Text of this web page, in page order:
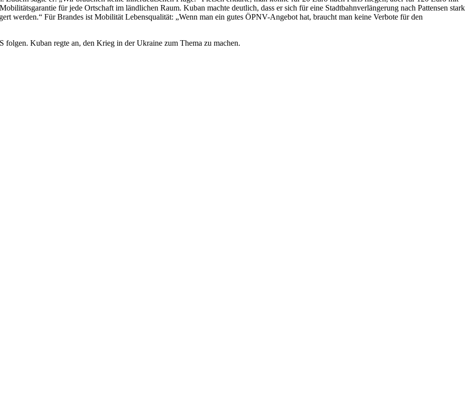
für jede Ortschaft im ländlichen Raum. Kuban machte deutlich, dass er sich für eine Stadtbahnverlängerung nach Pattensen stark
werden.“ Für Brandes ist Mobilität Lebensqualität: „Wenn man ein gutes ÖPNV-Angebot hat, braucht man keine Verbote für den
folgen. Kuban regte an, den Krieg in der Ukraine zum Thema zu machen.